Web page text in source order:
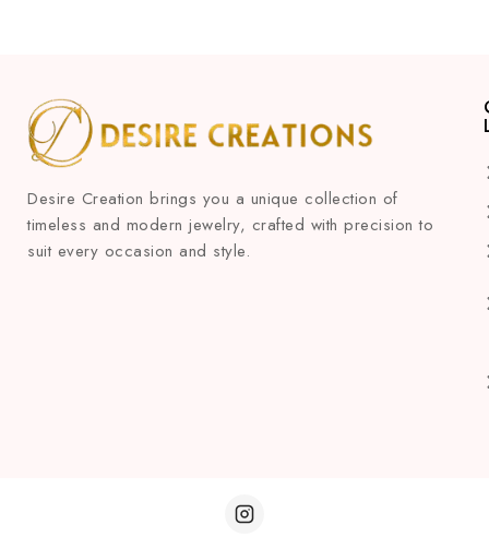
Desire Creation brings you a unique collection of
timeless and modern jewelry, crafted with precision to
suit every occasion and style.